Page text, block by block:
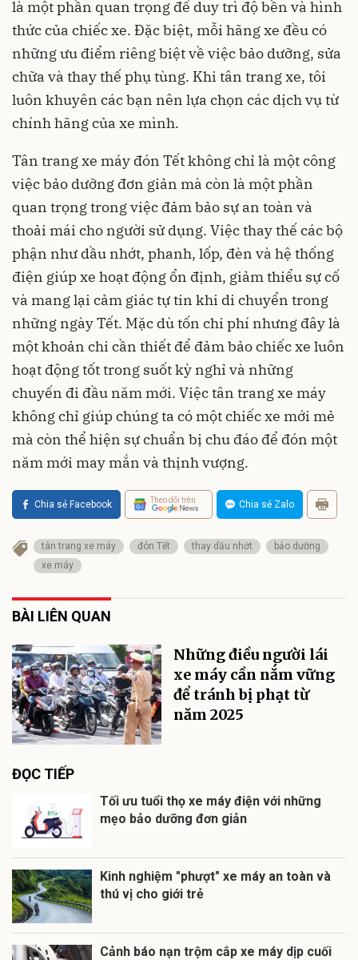
là một phần quan trọng để duy trì độ bền và hình
thức của chiếc xe. Đặc biệt, mỗi hãng xe đều có
những ưu điểm riêng biệt về việc bảo dưỡng, sửa
chữa và thay thế phụ tùng. Khi tân trang xe, tôi
luôn khuyên các bạn nên lựa chọn các dịch vụ từ
chính hãng của xe mình.
Tân trang xe máy đón Tết không chỉ là một công
việc bảo dưỡng đơn giản mà còn là một phần
quan trọng trong việc đảm bảo sự an toàn và
thoải mái cho người sử dụng. Việc thay thế các bộ
phận như dầu nhớt, phanh, lốp, đèn và hệ thống
điện giúp xe hoạt động ổn định, giảm thiểu sự cố
và mang lại cảm giác tự tin khi di chuyển trong
những ngày Tết. Mặc dù tốn chi phí nhưng đây là
một khoản chi cần thiết để đảm bảo chiếc xe luôn
hoạt động tốt trong suốt kỳ nghỉ và những
chuyến đi đầu năm mới. Việc tân trang xe máy
không chỉ giúp chúng ta có một chiếc xe mới mẻ
mà còn thể hiện sự chuẩn bị chu đáo để đón một
năm mới may mắn và thịnh vượng.
Chia sẻ Facebook Theo dõi trên Chia sẻ Zalo
tân trang xe máy đón Tết thay dầu nhớt
bảo dưỡng
xe máy
BÀI LIÊN QUAN
Những điều người lái
xe máy cần nắm vững
để tránh bị phạt từ
năm 2025
ĐỌC TIẾP
Tối ưu tuổi thọ xe máy điện với những
mẹo bảo dưỡng đơn giản
Kinh nghiệm "phượt" xe máy an toàn và
thú vị cho giới trẻ
Cảnh báo nạn trộm cắp xe máy dịp cuối